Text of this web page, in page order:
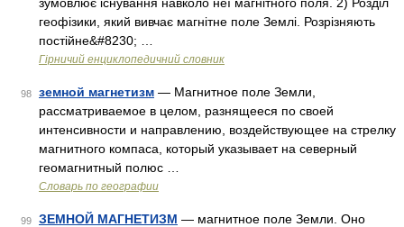
геофізики, який вивчає магнітне поле Землі. Розрізняють
постійне&#8230; …
Гірничий енциклопедичний словник
98 земной магнетизм — Магнитное поле Земли,
рассматриваемое в целом, разнящееся по своей
интенсивности и направлению, воздействующее на стрелку
магнитного компаса, который указывает на северный
геомагнитный полюс …
Словарь по географии
99 ЗЕМНОЙ МАГНЕТИЗМ — магнитное поле Земли. Оно